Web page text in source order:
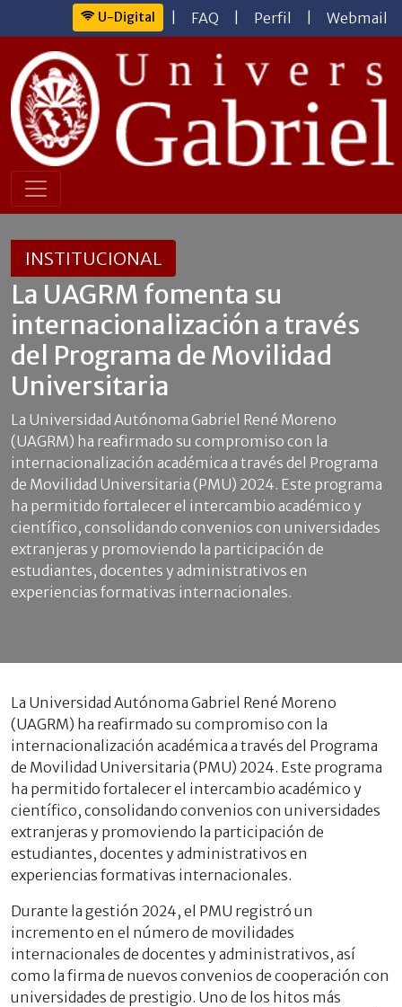
U-Digital FAQ Perfil Webmail
INSTITUCIONAL
La UAGRM fomenta su
internacionalización a través
del Programa de Movilidad
Universitaria
La Universidad Autónoma Gabriel René Moreno
(UAGRM) ha reafirmado su compromiso con la
internacionalización académica a través del Programa
de Movilidad Universitaria (PMU) 2024. Este programa
ha permitido fortalecer el intercambio académico y
científico, consolidando convenios con universidades
extranjeras y promoviendo la participación de
estudiantes, docentes y administrativos en
experiencias formativas internacionales.
La Universidad Autónoma Gabriel René Moreno
(UAGRM) ha reafirmado su compromiso con la
internacionalización académica a través del Programa
de Movilidad Universitaria (PMU) 2024. Este programa
ha permitido fortalecer el intercambio académico y
científico, consolidando convenios con universidades
extranjeras y promoviendo la participación de
estudiantes, docentes y administrativos en
experiencias formativas internacionales.
Durante la gestión 2024, el PMU registró un
incremento en el número de movilidades
internacionales de docentes y administrativos, así
como la firma de nuevos convenios de cooperación con
universidades de prestigio. Uno de los hitos más